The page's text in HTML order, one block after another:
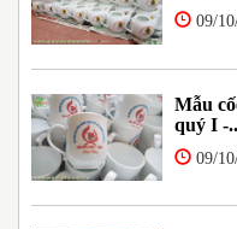
09/
Mẫu
quý I -
09/